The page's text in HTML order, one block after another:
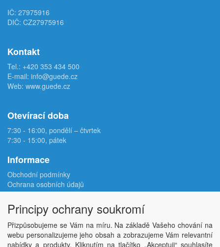
IČ: 27975916
DIČ: CZ27975916
Kontakt
Tel.: +420 353 434 500
E-mail: info@guede.cz
Web: www.guede.cz
Otevírací doba
7:30 - 16:00, pondělí – čtvrtek
7:30 - 15:00, pátek
Informace
Obchodní podmínky
Ochrana osobních údajů
Reklamační protokol
Odstoupení od smlouvy
Podmínky užití e-shopu
Doprava
Velkoobchod
Kontakt
Principy ochrany soukromí
Přizpůsobujeme se Vám na míru. Na základě Vašeho chování na
webu personalizujeme jeho obsah a zobrazujeme Vám relevantní
nabídky a produkty. Kliknutím na tlačítko „Akceptuji“ souhlasíte